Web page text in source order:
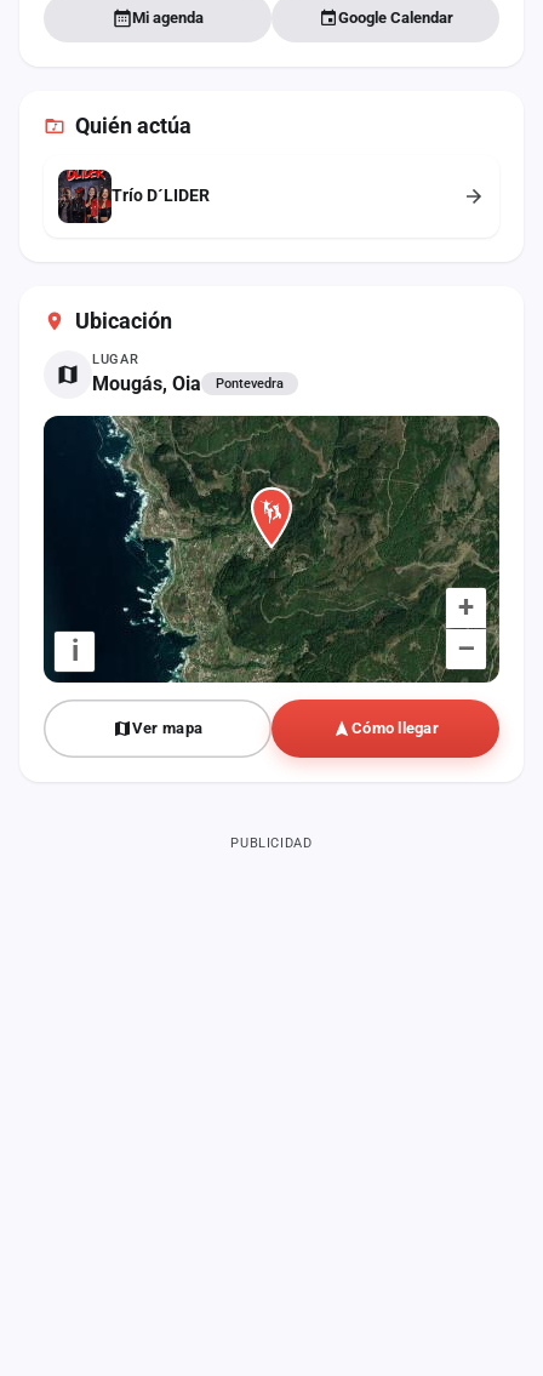
Ubicación
LUGAR
Mougás, Oia Pontevedra
+
–
i
Ver mapa Cómo llegar
Mi agenda Google Calendar
Quién actúa
Trío D´LIDER
PUBLICIDAD